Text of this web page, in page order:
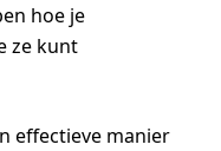
hoe je
ze kunt
effectieve manier